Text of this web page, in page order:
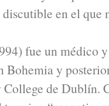
en el que
fue un médico
Bohemia y
de Dublín.